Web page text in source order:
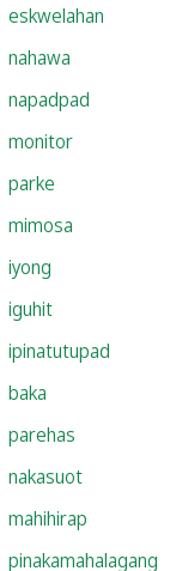
eskwelahan
nahawa
napadpad
monitor
parke
mimosa
iyong
iguhit
ipinatutupad
baka
parehas
nakasuot
mahihirap
pinakamahalagang